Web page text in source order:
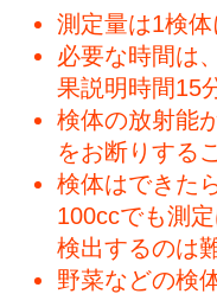
測定量は1検体
必要な時間は
果説明時間15
検体の放射能
をお断りする
検体はできた
100ccでも測
検出するのは
野菜などの検